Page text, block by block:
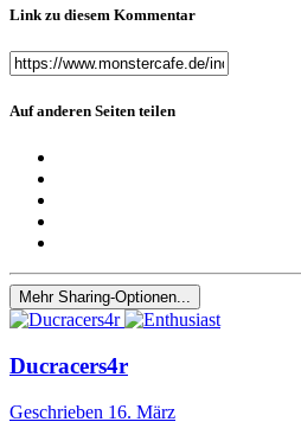
Link zu diesem Kommentar
Auf anderen Seiten teilen
Mehr Sharing-Optionen...
Ducracers4r
Geschrieben 16. März